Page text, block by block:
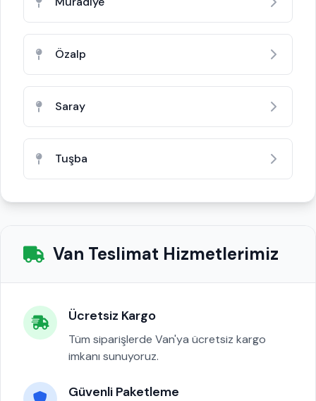
Özalp
Saray
Tuşba
Van Teslimat Hizmetlerimiz
Ücretsiz Kargo
Tüm siparişlerde Van'ya ücretsiz kargo
imkanı sunuyoruz.
Güvenli Paketleme